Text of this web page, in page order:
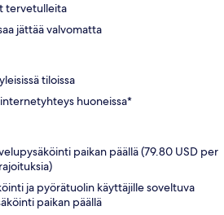
tervetulleita
jättää valvomatta
tiloissa
huoneissa*
paikan päällä (79.80 USD per
ja pyörätuolin käyttäjille soveltuva
paikan päällä